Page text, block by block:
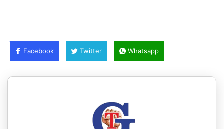
Facebook Twitter Whatsapp